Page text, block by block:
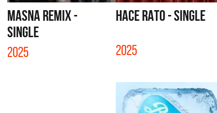
MASNA REMIX -
SINGLE
2025
HACE RATO - SINGLE
2025